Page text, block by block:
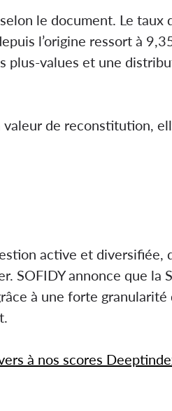
le document. Le taux
l’origine ressort à
plus-values et une
de reconstitution,
active et diversifiée,
SOFIDY annonce que la
à une forte granularité
à nos scores